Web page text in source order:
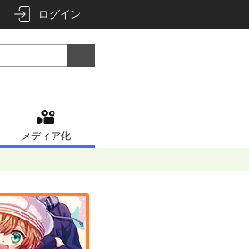
ログイン
メディア化